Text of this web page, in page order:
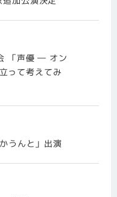
「声優 ― オン
って考えてみ
うんと」出演